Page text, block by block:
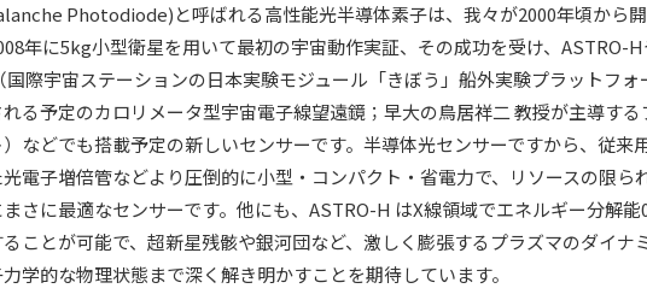
Photodiode)と呼ばれる高性能光半導体素子は、我々が2000年頃から
年に5kg小型衛星を用いて最初の宇宙動作実証、その成功を受け、ASTRO-H
国際宇宙ステーションの日本実験モジュール「きぼう」船外実験プラットフォ
る予定のカロリメータ型宇宙電子線望遠鏡；早大の鳥居祥二 教授が主導する
などでも搭載予定の新しいセンサーです。半導体光センサーですから、従来
電子増倍管などより圧倒的に小型・コンパクト・省電力で、リソースの限ら
さに最適なセンサーです。他にも、ASTRO-H はX線領域でエネルギー分解能
ことが可能で、超新星残骸や銀河団など、激しく膨張するプラズマのダイナ
学的な物理状態まで深く解き明かすことを期待しています。